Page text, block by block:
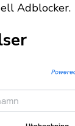
Adblocker.